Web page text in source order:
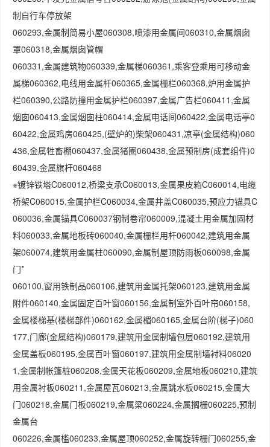
制自行车停放架
060293,金属制简易小屋060308,喷漆用金属间060310,金属烟囱
罩060318,金属烟囱管帽
060331,金属建筑物060339,金属梯060361,乘客登乘用可移动金
属梯060362,电线用金属杆060365,金属栅栏060368,炉用金属护
栏060390,公路防撞用金属护栏060397,金属广告栏060411,金属
烟囱060413,金属烟囱柱060414,金属电话间060422,金属电话亭0
60422,金属鸡房060425,(壁炉的)柴架060431,凉亭(金属结构)060
436,金属牲畜棚060437,金属猪圈060438,金属预制房(成套组件)0
60439,金属旗杆060468
※镀锌铁塔C060012,桥梁支承C060013,金属果皮箱C060014,电缆
桥架C060015,金属护栏C060034,金属井盖C060035,预应力锚具C
060036,金属锚具C060037钢制卷帘060009,混凝土用金属加固材
料060033,金属地板砖060040,金属栅栏用杆060042,建筑用金属
架060074,建筑用金属柱060090,金属制屋顶防雨板060098,金属
门*
060100,窗用铁制品060106,建筑用金属托架060123,建筑用金属
附件060140,金属固定百叶窗060156,金属制室外百叶帘060158,
金属楼梯基(楼梯部件)060162,金属楣060165,金属台阶(梯子)060
177,门廊(金属结构)060179,建筑用金属制墙包层060192,建筑用
金属盖板060195,金属百叶窗060197,建筑用金属制墙衬料06020
1,金属制帐篷桩060208,金属天花板060209,金属地板060210,建筑
用金属衬板060211,金属屋瓦060213,金属跳水板060215,金属大
门060218,金属门板060219,金属梁060224,金属搁栅060225,预制
金属台
060226,金属槛060233,金属屋顶060252,金属旋转栅门060255,金